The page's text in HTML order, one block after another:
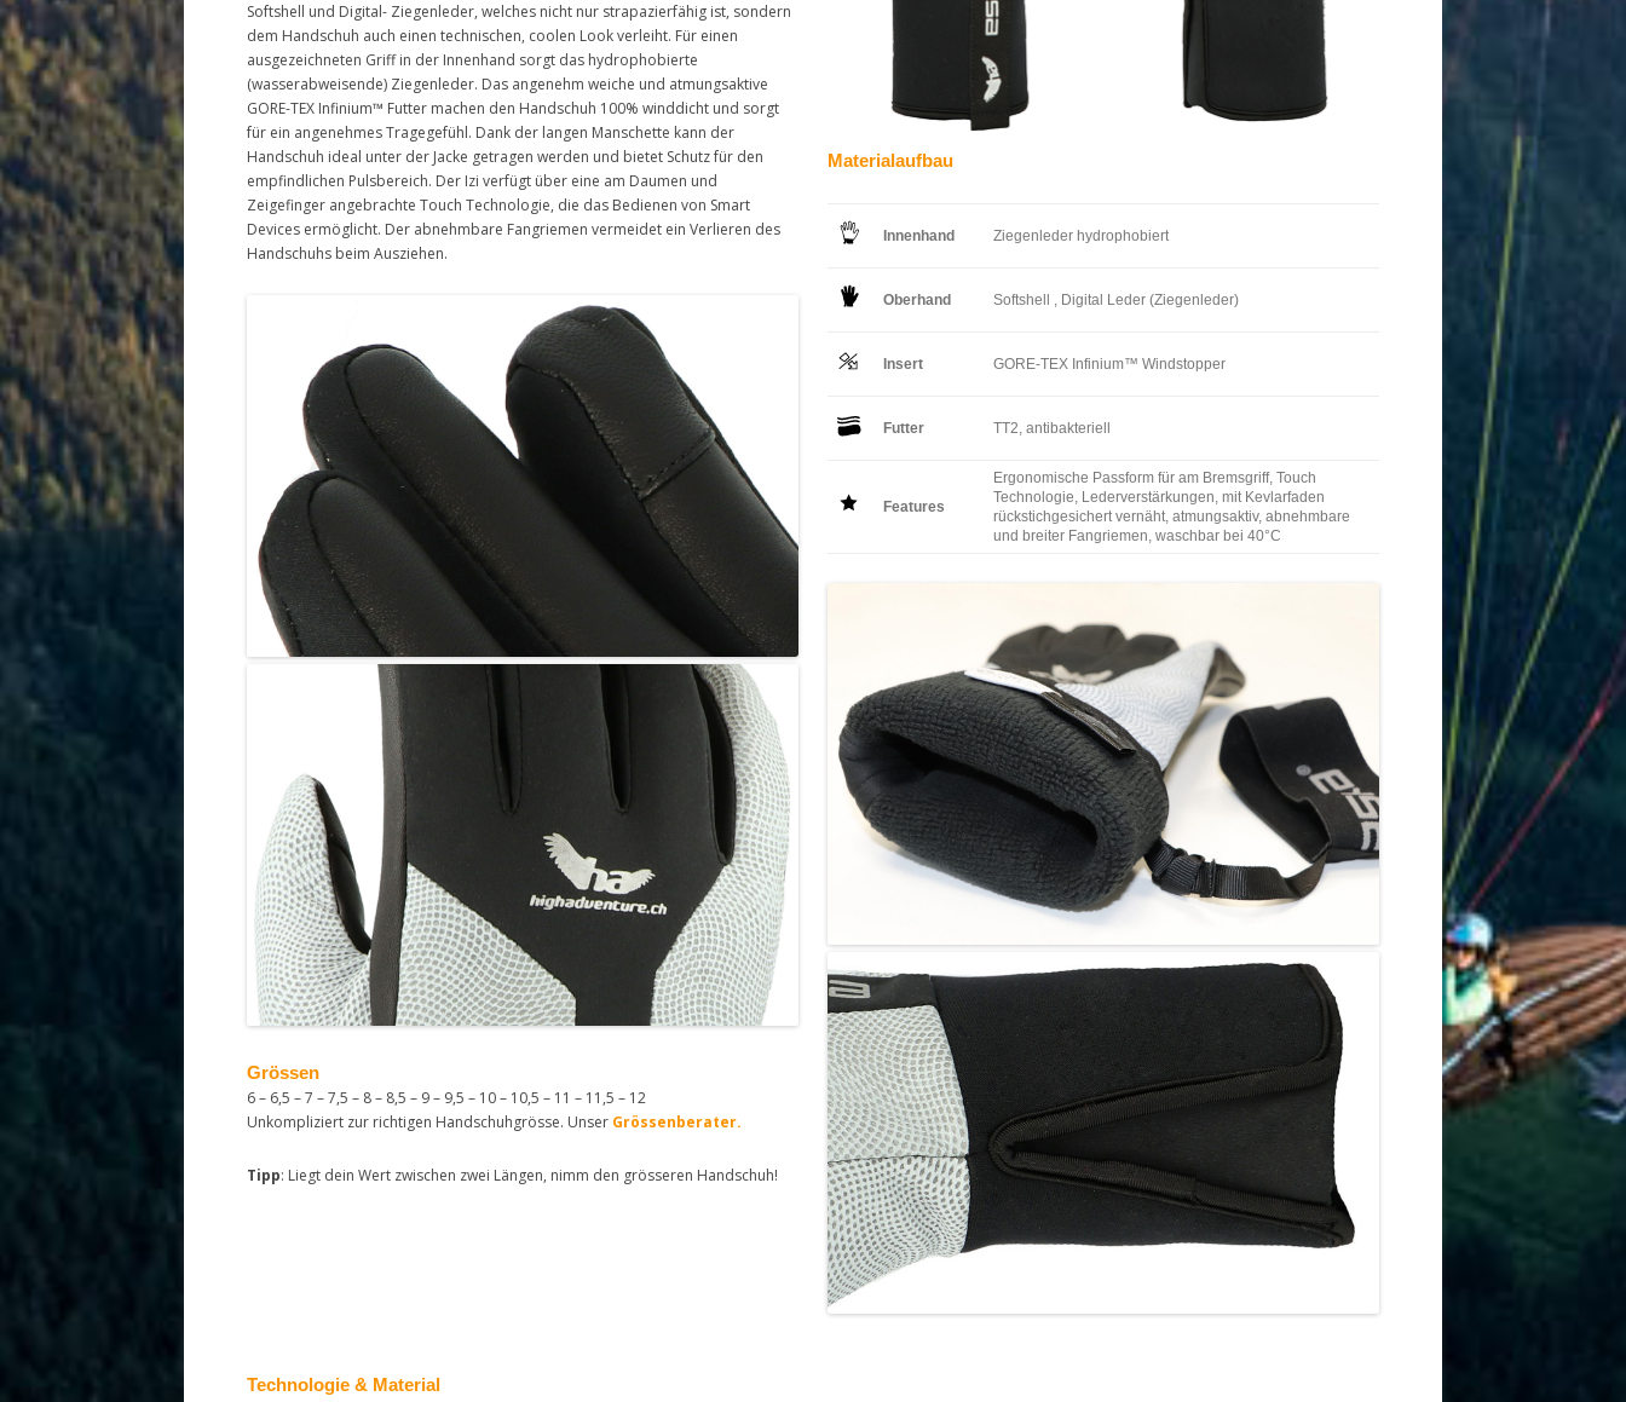
Softshell und Digital- Ziegenleder, welches nicht nur strapazierfähig ist, sondern
dem Handschuh auch einen technischen, coolen Look verleiht. Für einen
ausgezeichneten Griff in der Innenhand sorgt das hydrophobierte
(wasserabweisende) Ziegenleder. Das angenehm weiche und atmungsaktive
GORE-TEX Infinium™ Futter machen den Handschuh 100% winddicht und sorgt
für ein angenehmes Tragegefühl. Dank der langen Manschette kann der
Handschuh ideal unter der Jacke getragen werden und bietet Schutz für den
empfindlichen Pulsbereich. Der Izi verfügt über eine am Daumen und
Zeigefinger angebrachte Touch Technologie, die das Bedienen von Smart
Devices ermöglicht. Der abnehmbare Fangriemen vermeidet ein Verlieren des
Handschuhs beim Ausziehen.
Grössen
6 – 6,5 – 7 – 7,5 – 8 – 8,5 – 9 – 9,5 – 10 – 10,5 – 11 – 11,5 – 12
Unkompliziert zur richtigen Handschuhgrösse. Unser Grössenberater.
Tipp: Liegt dein Wert zwischen zwei Längen, nimm den grösseren Handschuh!
Materialaufbau
Innenhand Ziegenleder hydrophobiert
Oberhand Softshell , Digital Leder (Ziegenleder)
Insert GORE-TEX Infinium™ Windstopper
Futter TT2, antibakteriell
Features
Ergonomische Passform für am Bremsgriff, Touch
Technologie, Lederverstärkungen, mit Kevlarfaden
rückstichgesichert vernäht, atmungsaktiv, abnehmbare
und breiter Fangriemen, waschbar bei 40°C
Technologie & Material